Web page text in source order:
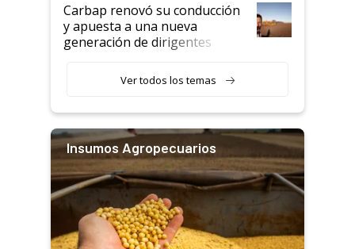
Carbap renovó su conducción
y apuesta a una nueva
generación de dirigentes
Ver todos los temas
Insumos Agropecuarios